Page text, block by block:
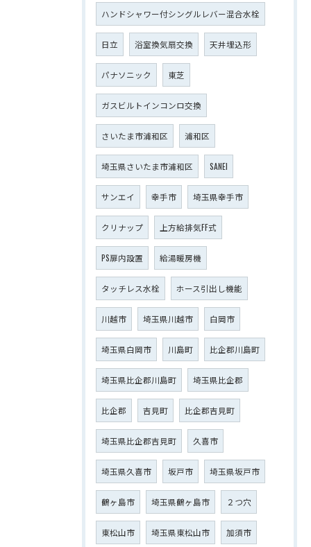
ハンドシャワー付シングルレバー混合水栓
日立 浴室換気扇交換 天井埋込形
パナソニック 東芝
ガスビルトインコンロ交換
さいたま市浦和区 浦和区
埼玉県さいたま市浦和区 SANEI
サンエイ 幸手市 埼玉県幸手市
クリナップ 上方給排気FF式
PS扉内設置 給湯暖房機
タッチレス水栓 ホース引出し機能
川越市 埼玉県川越市 白岡市
埼玉県白岡市 川島町 比企郡川島町
埼玉県比企郡川島町 埼玉県比企郡
比企郡 吉見町 比企郡吉見町
埼玉県比企郡吉見町 久喜市
埼玉県久喜市 坂戸市 埼玉県坂戸市
鶴ヶ島市 埼玉県鶴ヶ島市 ２つ穴
東松山市 埼玉県東松山市 加須市